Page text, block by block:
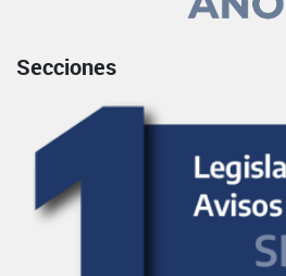
Secciones